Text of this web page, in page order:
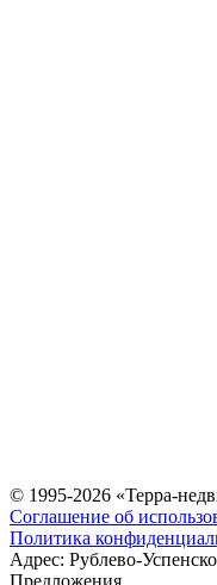
© 1995-2026 «Терра-
Соглашение об
Политика
Адрес: Рублево-
Предложения